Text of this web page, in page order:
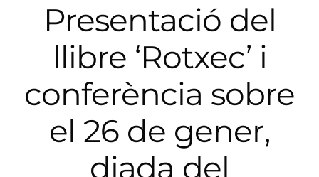
Presentació del
llibre ‘Rotxec’ i
conferència sobre
el 26 de gener,
diada del